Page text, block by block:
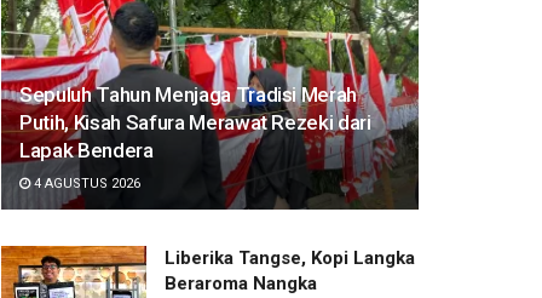
Sepuluh Tahun Menjaga Tradisi Merah
Putih, Kisah Safura Merawat Rezeki dari
Lapak Bendera
4 AGUSTUS 2026
Liberika Tangse, Kopi Langka
Beraroma Nangka